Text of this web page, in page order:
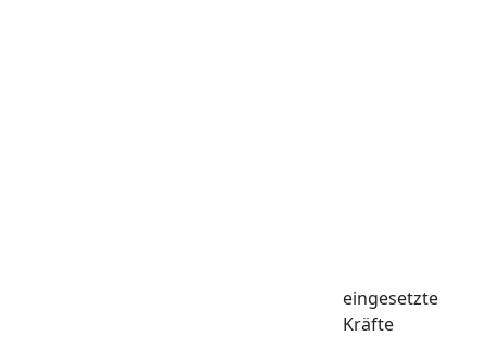
eingesetzte
Kräfte